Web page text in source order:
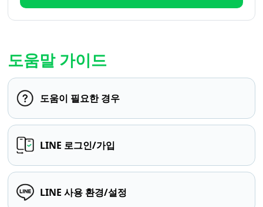
도움말 가이드
도움이 필요한 경우
LINE 로그인/가입
LINE 사용 환경/설정